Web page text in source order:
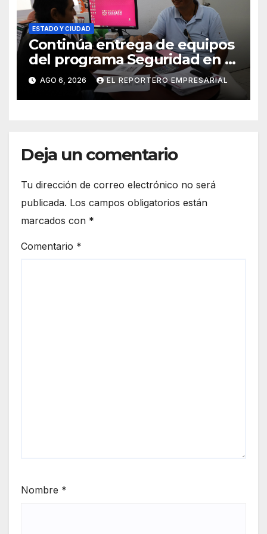
ESTADO Y CIUDAD
Continúa entrega de equipos
del programa Seguridad en el
Mar
AGO 6, 2026 EL REPORTERO EMPRESARIAL
Deja un comentario
Tu dirección de correo electrónico no será
publicada. Los campos obligatorios están
marcados con *
Comentario *
Nombre *